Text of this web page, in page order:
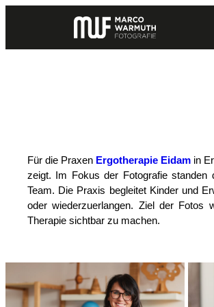
springen
Für die Praxen Ergotherapie Eidam in
zeigt. Im Fokus der Fotografie standen
Team. Die Praxis begleitet Kinder und
oder wiederzuerlangen. Ziel der Fotos
Therapie sichtbar zu machen.